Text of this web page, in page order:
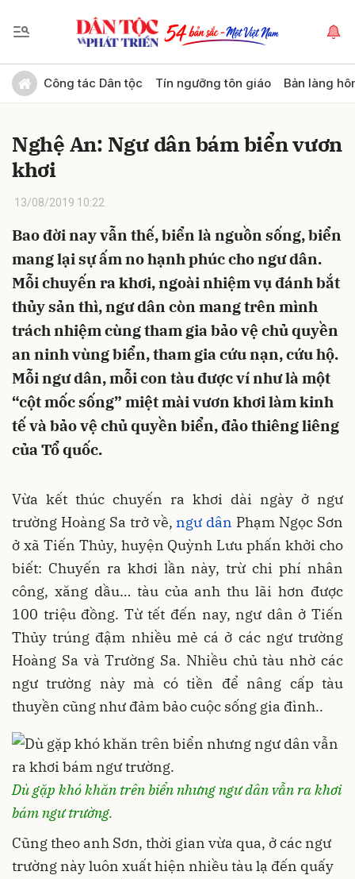
Công tác Dân tộc Tín ngưỡng tôn giáo Bản làng
Nghệ An: Ngư dân bám biển vươn
khơi
13/08/2019 10:22
Bao đời nay vẫn thế, biển là nguồn sống, biển
mang lại sự ấm no hạnh phúc cho ngư dân.
Mỗi chuyến ra khơi, ngoài nhiệm vụ đánh bắt
thủy sản thì, ngư dân còn mang trên mình
trách nhiệm cùng tham gia bảo vệ chủ quyền
an ninh vùng biển, tham gia cứu nạn, cứu hộ.
Mỗi ngư dân, mỗi con tàu được ví như là một
“cột mốc sống” miệt mài vươn khơi làm kinh
tế và bảo vệ chủ quyền biển, đảo thiêng liêng
của Tổ quốc.
Vừa kết thúc chuyến ra khơi dài ngày ở ngư
trường Hoàng Sa trở về,ngư dân Phạm Ngọc Sơn
ở xã Tiến Thủy, huyện Quỳnh Lưu phấn khởi cho
biết: Chuyến ra khơi lần này, trừ chi phí nhân
công, xăng dầu… tàu của anh thu lãi hơn được
100 triệu đồng. Từ tết đến nay, ngư dân ở Tiến
Thủy trúng đậm nhiều mẻ cá ở các ngư trường
Hoàng Sa và Trường Sa. Nhiều chủ tàu nhờ các
ngư trường này mà có tiền để nâng cấp tàu
thuyền cũng như đảm bảo cuộc sống gia đình..
Dù gặp khó khăn trên biển nhưng ngư dân vẫn ra khơi
bám ngư trường.
Cũng theo anh Sơn, thời gian vừa qua, ở các ngư
trường này luôn xuất hiện nhiều tàu lạ đến quấy
Gửi bình luận
Hủy Gửi